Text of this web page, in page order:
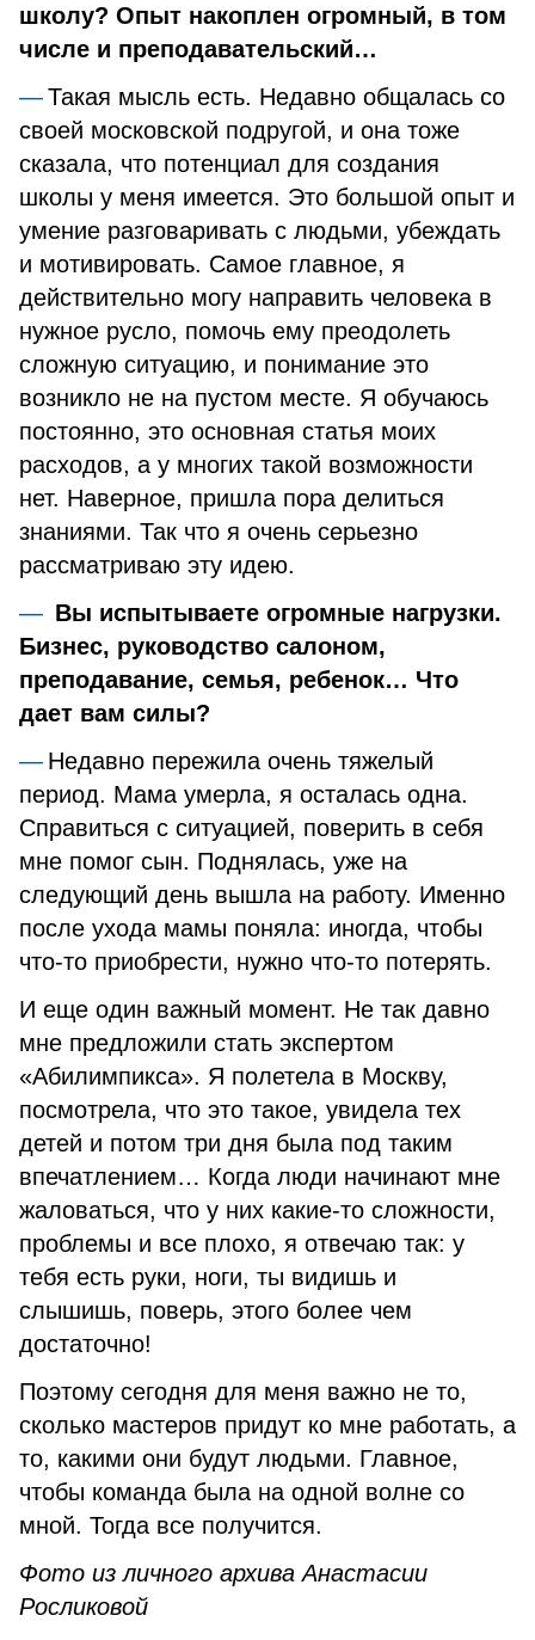
школу? Опыт накоплен огромный, в том
числе и преподавательский…
Такая мысль есть. Недавно общалась со
своей московской подругой, и она тоже
сказала, что потенциал для создания
школы у меня имеется. Это большой опыт и
умение разговаривать с людьми, убеждать
и мотивировать. Самое главное, я
действительно могу направить человека в
нужное русло, помочь ему преодолеть
сложную ситуацию, и понимание это
возникло не на пустом месте. Я обучаюсь
постоянно, это основная статья моих
расходов, а у многих такой возможности
нет. Наверное, пришла пора делиться
знаниями. Так что я очень серьезно
рассматриваю эту идею.
Вы испытываете огромные нагрузки.
Бизнес, руководство салоном,
преподавание, семья, ребенок… Что
дает вам силы?
Недавно пережила очень тяжелый
период. Мама умерла, я осталась одна.
Справиться с ситуацией, поверить в себя
мне помог сын. Поднялась, уже на
следующий день вышла на работу. Именно
после ухода мамы поняла: иногда, чтобы
что-то приобрести, нужно что-то потерять.
И еще один важный момент. Не так давно
мне предложили стать экспертом
«Абилимпикса». Я полетела в Москву,
посмотрела, что это такое, увидела тех
детей и потом три дня была под таким
впечатлением… Когда люди начинают мне
жаловаться, что у них какие-то сложности,
проблемы и все плохо, я отвечаю так: у
тебя есть руки, ноги, ты видишь и
слышишь, поверь, этого более чем
достаточно!
Поэтому сегодня для меня важно не то,
сколько мастеров придут ко мне работать, а
то, какими они будут людьми. Главное,
чтобы команда была на одной волне со
мной. Тогда все получится.
Фото из личного архива Анастасии
Росликовой